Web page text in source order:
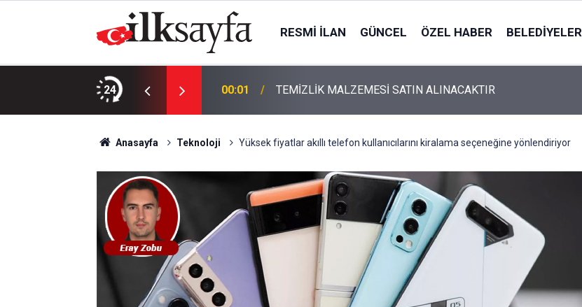
RESMI İLAN GÜNCEL ÖZEL HABER BELEDIYELER
24 00:01 TEMİZLİK MALZEMESİ SATIN ALINACAKTIR
Anasayfa Teknoloji Yüksek fiyatlar akıllı telefon kullanıcılarını kiralama seçeneğine yönlendiriyor